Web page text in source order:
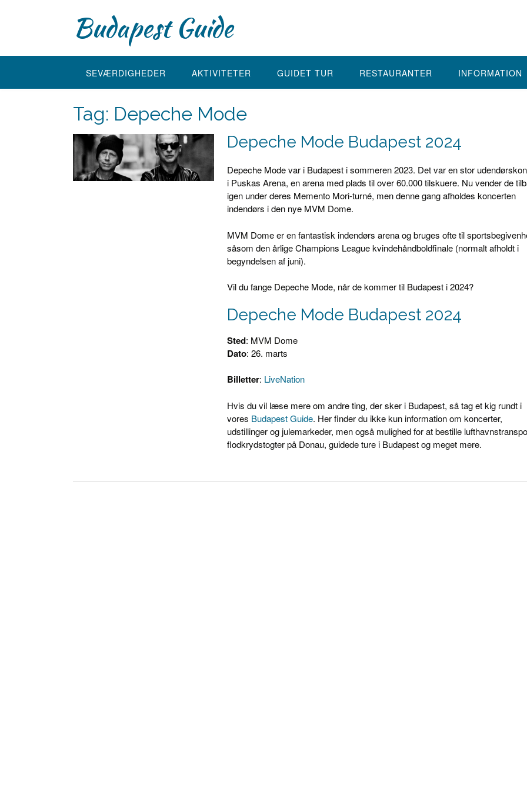
Budapest Guide
SEVÆRDIGHEDER AKTIVITETER GUIDET TUR RESTAURANTER INFORMATION
Tag: Depeche Mode
Depeche Mode Budapest 2024
Depeche Mode var i Budapest i sommeren 2023. Det var en stor
i Puskas Arena, en arena med plads til over 60.000 tilskuere. Nu vender de
igen under deres Memento Mori-turné, men denne gang afholdes koncerten
indendørs i den nye MVM Dome.
MVM Dome er en fantastisk indendørs arena og bruges ofte til
såsom den årlige Champions League kvindehåndboldfinale (normalt afholdt i
begyndelsen af ​​juni).
Vil du fange Depeche Mode, når de kommer til Budapest i 2024?
Depeche Mode Budapest 2024
Sted: MVM Dome
Dato: 26. marts
Billetter: LiveNation
Hvis du vil læse mere om andre ting, der sker i Budapest, så tag et kig rundt i
vores Budapest Guide. Her finder du ikke kun information om koncerter,
udstillinger og julemarkeder, men også mulighed for at bestille
flodkrydstogter på Donau, guidede ture i Budapest og meget mere.